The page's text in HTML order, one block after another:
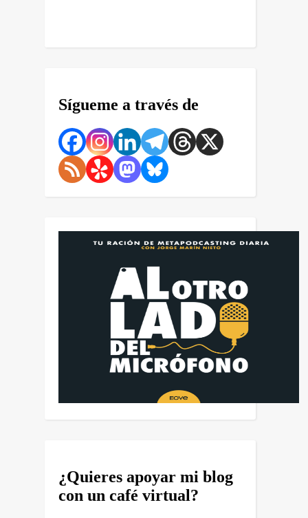
Sígueme a través de
¿Quieres apoyar mi blog
con un café virtual?